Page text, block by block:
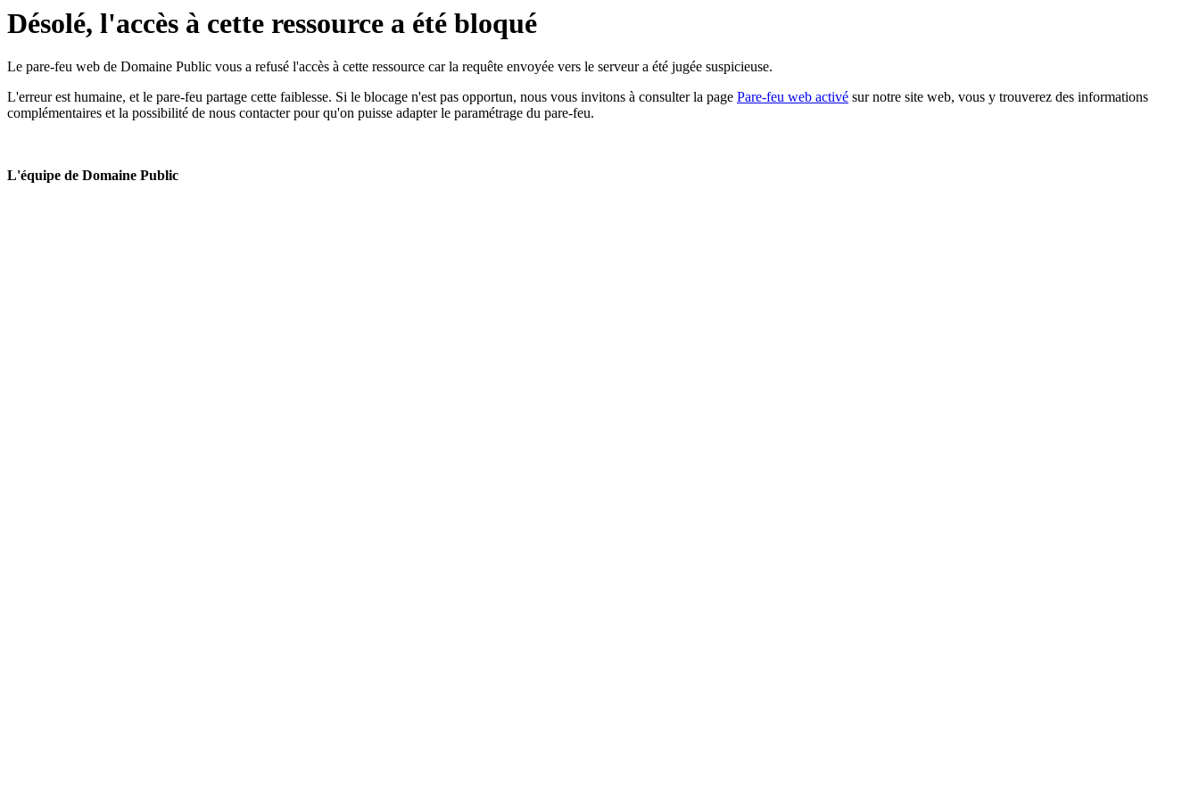
Désolé, l'accès à cette ressource a été bloqué
Le pare-feu web de Domaine Public vous a refusé l'accès à cette ressource car la requête envoyée vers le serveur a été jugée suspicieuse.
L'erreur est humaine, et le pare-feu partage cette faiblesse. Si le blocage n'est pas opportun, nous vous invitons à consulter la page Pare-feu web activé sur notre site web, vous y trouverez des informations
complémentaires et la possibilité de nous contacter pour qu'on puisse adapter le paramétrage du pare-feu.
L'équipe de Domaine Public